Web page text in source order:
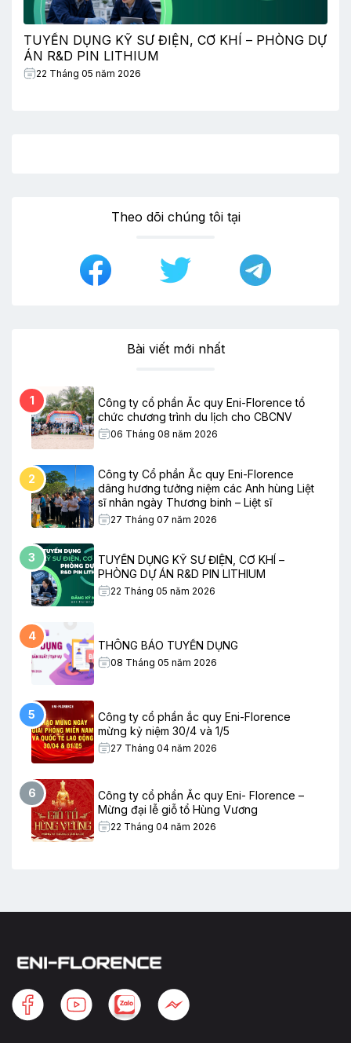
TUYỂN DỤNG KỸ SƯ ĐIỆN, CƠ KHÍ – PHÒNG DỰ
ÁN R&D PIN LITHIUM
22 Tháng 05 năm 2026
Theo dõi chúng tôi tại
Bài viết mới nhất
1
Công ty cổ phần Ắc quy Eni-Florence tổ
chức chương trình du lịch cho CBCNV
06 Tháng 08 năm 2026
2
Công ty Cổ phần Ắc quy Eni-Florence
dâng hương tưởng niệm các Anh hùng Liệt
sĩ nhân ngày Thương binh – Liệt sĩ
27 Tháng 07 năm 2026
3
TUYỂN DỤNG KỸ SƯ ĐIỆN, CƠ KHÍ –
PHÒNG DỰ ÁN R&D PIN LITHIUM
22 Tháng 05 năm 2026
4
THÔNG BÁO TUYỂN DỤNG
08 Tháng 05 năm 2026
5
Công ty cổ phần ắc quy Eni-Florence
mừng kỷ niệm 30/4 và 1/5
27 Tháng 04 năm 2026
6
Công ty cổ phần Ắc quy Eni- Florence –
Mừng đại lễ giỗ tổ Hùng Vương
22 Tháng 04 năm 2026